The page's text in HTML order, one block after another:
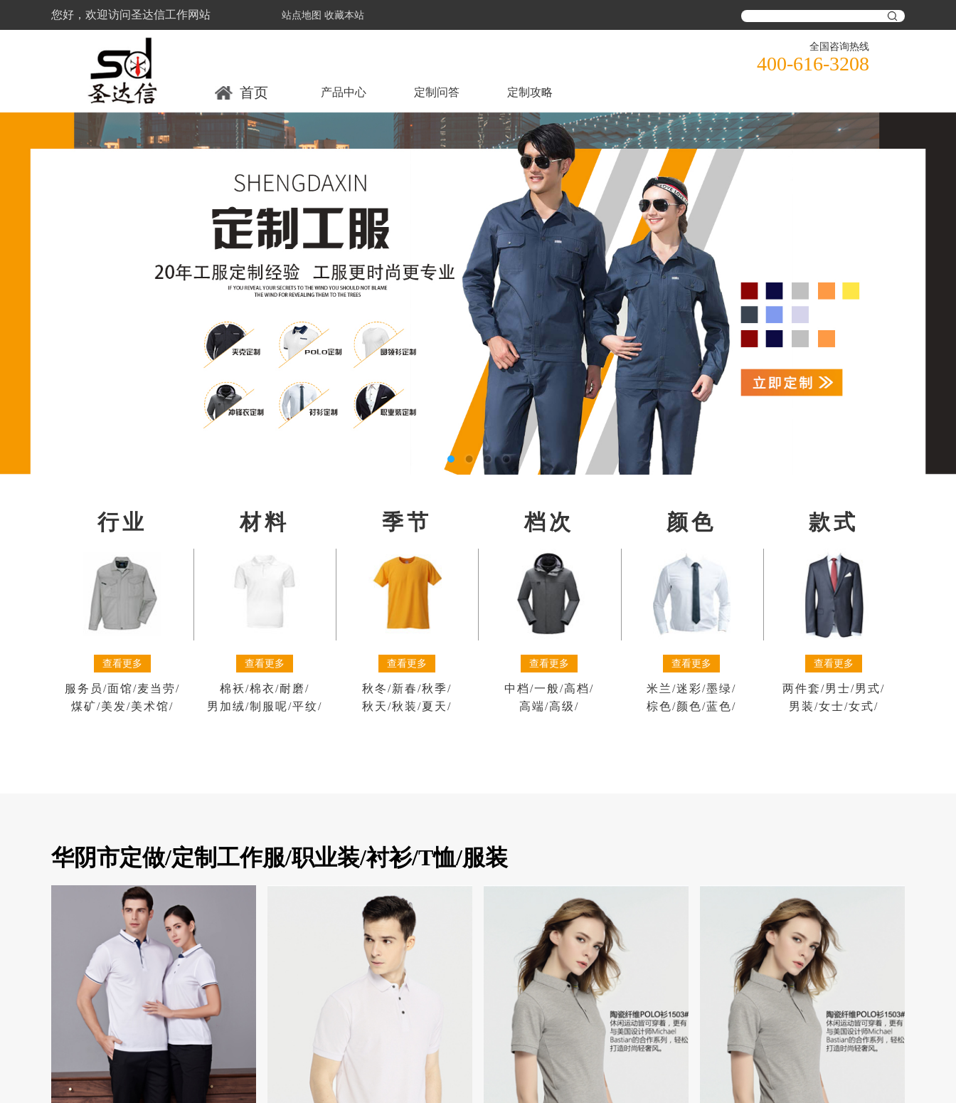
您好，欢迎访问圣达信工作网站 站点地图 收藏本站
全国咨询热线
400-616-3208
首页 产品中心 定制问答 定制攻略
行业
查看更多
服务员/面馆/麦当劳/
煤矿/美发/美术馆/
材料
查看更多
棉袄/棉衣/耐磨/
男加绒/制服呢/平纹/
季节
查看更多
秋冬/新春/秋季/
秋天/秋装/夏天/
档次
查看更多
中档/一般/高档/
高端/高级/
颜色
查看更多
米兰/迷彩/墨绿/
棕色/颜色/蓝色/
款式
查看更多
两件套/男士/男式/
男装/女士/女式/
华阴市定做/定制工作服/职业装/衬衫/T恤/服装